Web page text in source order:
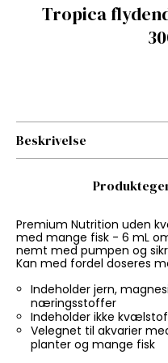
Tropica
Beskrivelse
Premium Nutrition uden
med mange fisk - 6 mL
nemt med pumpen og
Kan med fordel doseres
Indeholder jern,
næringsstoffer
Indeholder ikke
Velegnet til akvarier
planter og mange fisk